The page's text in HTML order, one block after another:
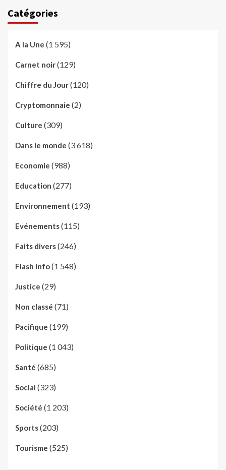
Catégories
A la Une (1 595)
Carnet noir(129)
Chiffre du Jour(120)
Cryptomonnaie (2)
Culture (309)
Dans le monde (3 618)
Economie (988)
Education (277)
Environnement (193)
Evénements(115)
Faits divers(246)
Flash Info(1 548)
Justice (29)
Non classé (71)
Pacifique (199)
Politique (1 043)
Santé (685)
Social (323)
Société (1 203)
Sports(203)
Tourisme (525)